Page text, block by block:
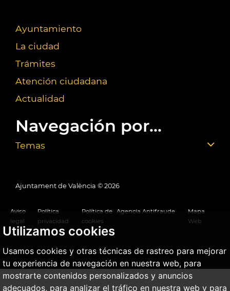
Utilizamos cookies
Usamos cookies y otras técnicas de rastreo para mejorar
tu experiencia de navegación en nuestra web, para
mostrarte contenidos personalizados y anuncios
adecuados, para analizar el tráfico en nuestra web y para
Ayuntamiento
La ciudad
Trámites
Atención ciudadana
Actualidad
Navegación por...
Temas
Ajuntament de València © 2026
Aviso
legal
Política
privacidad
Política de
cookies
Agencia Antifraude
Mapa
Web